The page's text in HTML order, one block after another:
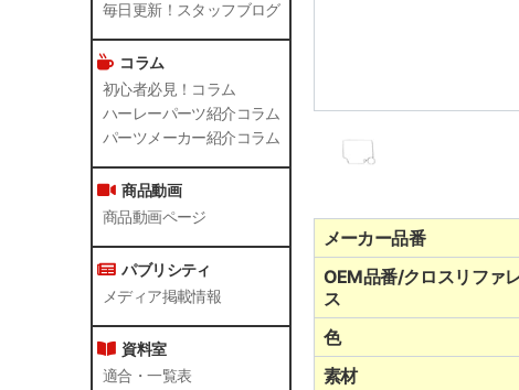
毎日更新！スタッフブログ
コラム
初心者必見！コラム
ハーレーパーツ紹介コラム
パーツメーカー紹介コラム
商品動画
商品動画ページ
パブリシティ
メディア掲載情報
資料室
適合・一覧表
メーカー品番
OEM品番/クロスリファ
ス
色
素材